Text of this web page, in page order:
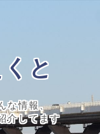
と
な情報、
介してます